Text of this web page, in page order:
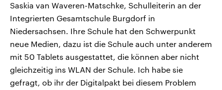
Saskia van Waveren-Matschke, Schulleiterin an der
Integrierten Gesamtschule Burgdorf in
Niedersachsen. Ihre Schule hat den Schwerpunkt
neue Medien, dazu ist die Schule auch unter anderem
mit 50 Tablets ausgestattet, die können aber nicht
gleichzeitig ins WLAN der Schule. Ich habe sie
gefragt, ob ihr der Digitalpakt bei diesem Problem